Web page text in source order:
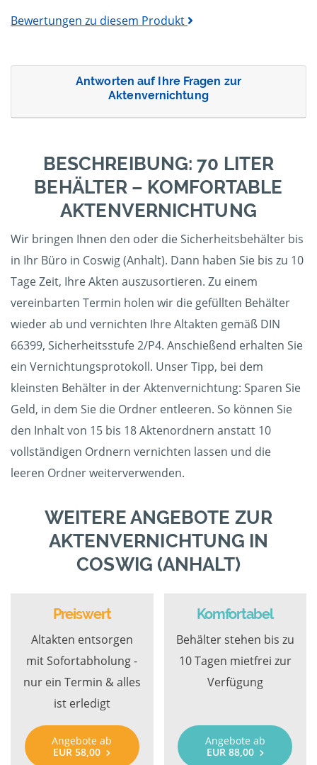
Bewertungen zu diesem Produkt
Antworten auf Ihre Fragen zur
Aktenvernichtung
BESCHREIBUNG: 70 LITER
BEHÄLTER – KOMFORTABLE
AKTENVERNICHTUNG
Wir bringen Ihnen den oder die Sicherheitsbehälter bis
in Ihr Büro in Coswig (Anhalt). Dann haben Sie bis zu 10
Tage Zeit, Ihre Akten auszusortieren. Zu einem
vereinbarten Termin holen wir die gefüllten Behälter
wieder ab und vernichten Ihre Altakten gemäß DIN
66399, Sicherheitsstufe 2/P4. Anschießend erhalten Sie
ein Vernichtungsprotokoll. Unser Tipp, bei dem
kleinsten Behälter in der Aktenvernichtung: Sparen Sie
Geld, in dem Sie die Ordner entleeren. So können Sie
den Inhalt von 15 bis 18 Aktenordnern anstatt 10
vollständigen Ordnern vernichten lassen und die
leeren Ordner weiterverwenden.
WEITERE ANGEBOTE ZUR
AKTENVERNICHTUNG IN
COSWIG (ANHALT)
Preiswert
Altakten entsorgen
mit Sofortabholung -
nur ein Termin & alles
ist erledigt
Angebote ab
EUR 58,00
Komfortabel
Behälter stehen bis zu
10 Tagen mietfrei zur
Verfügung
Angebote ab
EUR 88,00